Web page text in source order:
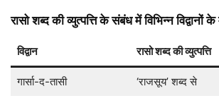
रासो शब्द की व्युत्पत्ति के संबंध में विभिन्न विद्वानों
विद्वान रासो शब्द की व्युत्पत्ति
गार्सा-द-तासी ‘राजसूय’ शब्द से